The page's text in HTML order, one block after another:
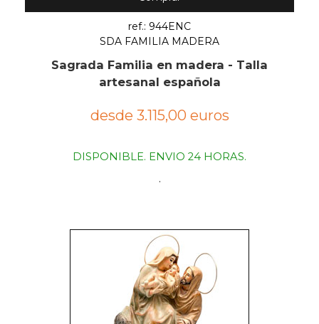
ref.: 944ENC
SDA FAMILIA MADERA
Sagrada Familia en madera - Talla
artesanal española
desde 3.115,00 euros
DISPONIBLE. ENVIO 24 HORAS.
.